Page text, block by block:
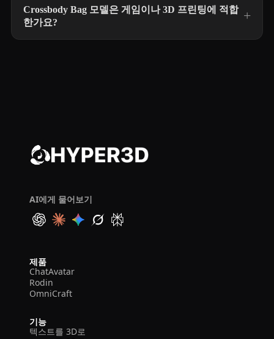
Crossbody Bag 모델은 게임이나 3D 프린팅에 적합
한가요?
AI에게 물어보기
제품
ChatAvatar
Rodin
OmniCraft
기능
텍스트를 3D로